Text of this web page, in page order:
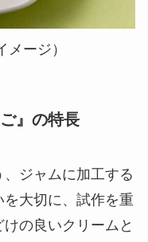
ージ）
』の特長
ジャムに加工する
大切に、試作を重
の良いクリームと